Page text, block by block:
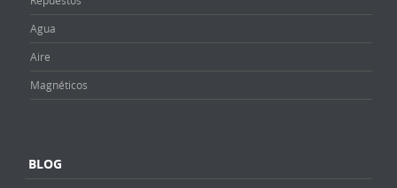
Agua
Aire
Magnéticos
BLOG